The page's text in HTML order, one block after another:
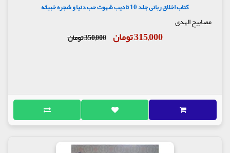
کتاب اخلاق ربانی جلد 10 تادیب شهوت حب دنیا و شجره خبیثه
مصابیح الهدی
315,000 تومان 350,000 تومان